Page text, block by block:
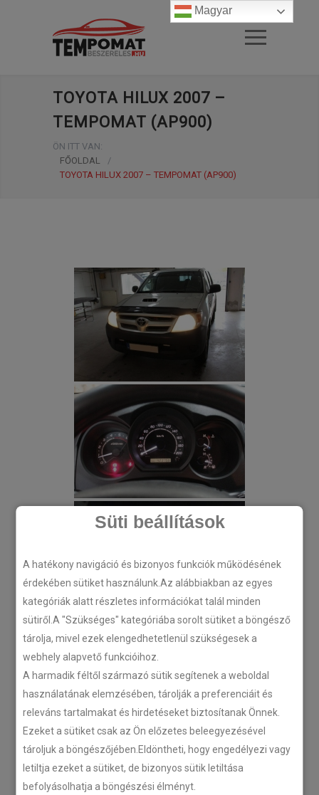
Süti beállítások
A hatékony navigáció és bizonyos funkciók működésének
érdekében sütiket használunk.Az alábbiakban az egyes
kategóriák alatt részletes információkat talál minden
sütiről.A "Szükséges" kategóriába sorolt sütiket a böngésző
tárolja, mivel ezek elengedhetetlenül szükségesek a
webhely alapvető funkcióihoz.
A harmadik féltől származó sütik segítenek a weboldal
használatának elemzésében, tárolják a preferenciáit és
releváns tartalmakat és hirdetéseket biztosítanak Önnek.
Ezeket a sütiket csak az Ön előzetes beleegyezésével
tároljuk a böngészőjében.Eldöntheti, hogy engedélyezi vagy
letiltja ezeket a sütiket, de bizonyos sütik letiltása
befolyásolhatja a böngészési élményt.
TOYOTA HILUX 2007 –
TEMPOMAT (AP900)
ÖN ITT VAN:
FŐOLDAL
/
TOYOTA HILUX 2007 – TEMPOMAT (AP900)
Magyar